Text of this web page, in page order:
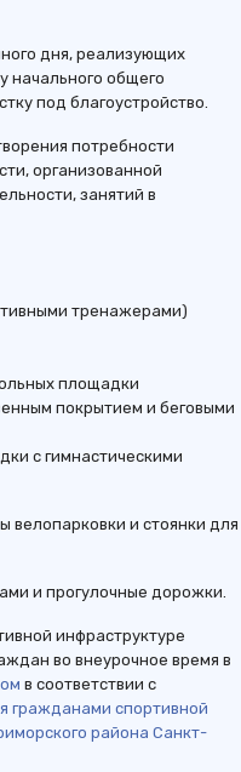
дня, реализующих
начального общего
под благоустройство.
потребности
организованной
занятий в
тренажерами)
площадки
покрытием и беговыми
с гимнастическими
велопарковки и стоянки для
и прогулочные дорожки.
инфраструктуре
во внеурочное время в
в соответствии с
гражданами спортивной
района Санкт-